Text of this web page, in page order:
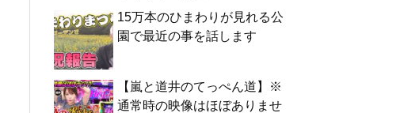
15万本のひまわりが見れる公
園で最近の事を話します
【嵐と道井のてっぺん道】※
通常時の映像はほぼありませ